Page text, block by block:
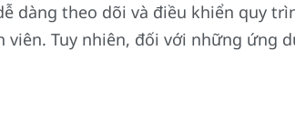
dàng theo dõi và điều khiển quy
Tuy nhiên, đối với những ứng